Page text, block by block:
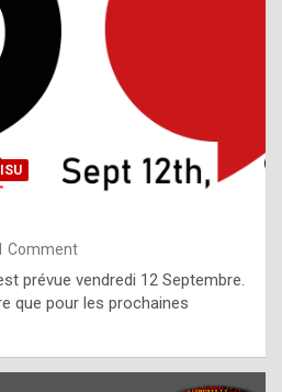
,
g
h
t
f
Comment
prévue vendredi 12 Septembre.
que pour les prochaines